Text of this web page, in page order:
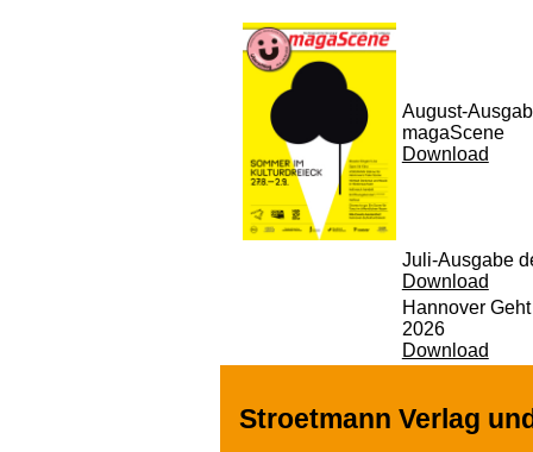
August-
magaScene
Download
Juli-Ausgabe
Download
Hannover
2026
Download
Stroetmann Verlag